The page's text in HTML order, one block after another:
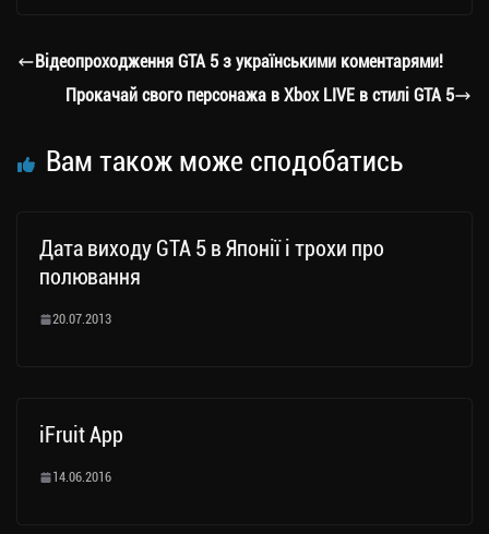
a
m
er ok Li
nk
ли
ти
Відеопроходження GTA 5 з українськими коментарями!
Прокачай свого персонажа в Xbox LIVE в стилі GTA 5
Вам також може сподобатись
Дата виходу GTA 5 в Японії і трохи про
полювання
20.07.2013
iFruit App
14.06.2016